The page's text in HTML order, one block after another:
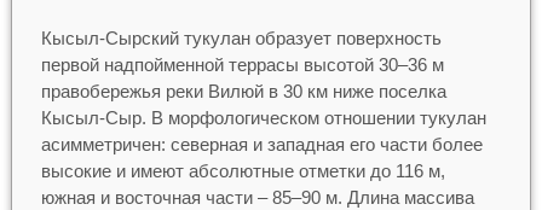
Кысыл-Сырский тукулан образует поверхность
первой надпойменной террасы высотой 30–36 м
правобережья реки Вилюй в 30 км ниже поселка
Кысыл-Сыр. В морфологическом отношении тукулан
асимметричен: северная и западная его части более
высокие и имеют абсолютные отметки до 116 м,
южная и восточная части – 85–90 м. Длина массива